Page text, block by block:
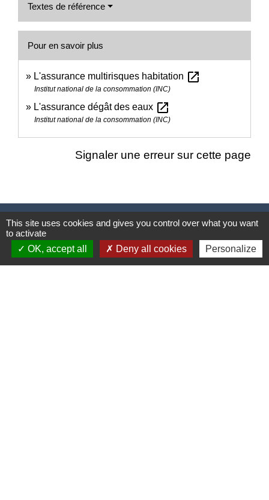
Textes de référence
Pour en savoir plus
L'assurance multirisques habitation open_in_new
Institut national de la consommation (INC)
L'assurance dégât des eaux open_in_new
Institut national de la consommation (INC)
Signaler une erreur sur cette page
Nous contacter
Commune de Puylaurens
1 rue de la Mairie
This site uses cookies and gives you control over what you want
to activate
OK, accept all
Deny all cookies Personalize